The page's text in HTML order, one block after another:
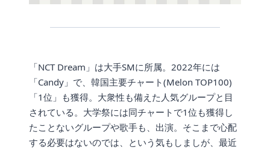
「NCT Dream」は大手SMに所属。2022年には
「Candy」で、韓国主要チャート(Melon TOP100)
「1位」も獲得。大衆性も備えた人気グループと目
されている。大学祭には同チャートで1位も獲得し
たことないグループや歌手も、出演。そこまで心配
する必要はないのでは、という気もしましが、最近